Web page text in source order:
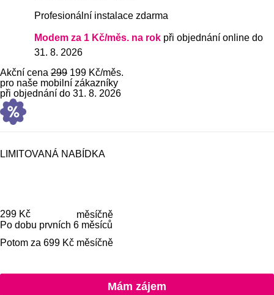
Profesionální instalace zdarma
Modem za 1 Kč/měs. na rok při objednání online do
31. 8. 2026
Akční cena 299 199 Kč/měs.
pro naše mobilní zákazníky
při objednání do 31. 8. 2026
LIMITOVANÁ NABÍDKA
Cena je
299 Kč
měsíčně
Po dobu prvních 6 měsíců
Potom za 699 Kč měsíčně
Mám zájem